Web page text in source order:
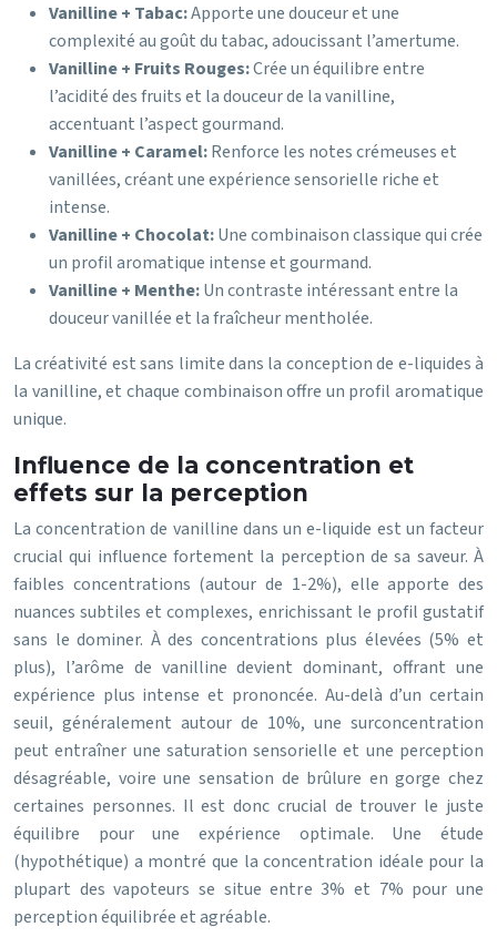
Vanilline + Tabac:Apporte une douceur et une
complexité au goût du tabac, adoucissant l’amertume.
Vanilline + Fruits Rouges:Crée un équilibre entre
l’acidité des fruits et la douceur de la vanilline,
accentuant l’aspect gourmand.
Vanilline + Caramel:Renforce les notes crémeuses et
vanillées, créant une expérience sensorielle riche et
intense.
Vanilline + Chocolat:Une combinaison classique qui crée
un profil aromatique intense et gourmand.
Vanilline + Menthe:Un contraste intéressant entre la
douceur vanillée et la fraîcheur mentholée.
La créativité est sans limite dans la conception de e-liquides à
la vanilline, et chaque combinaison offre un profil aromatique
unique.
Influence de la concentration et
effets sur la perception
La concentration de vanilline dans un e-liquide est un facteur
crucial qui influence fortement la perception de sa saveur. À
faibles concentrations (autour de 1-2%), elle apporte des
nuances subtiles et complexes, enrichissant le profil gustatif
sans le dominer. À des concentrations plus élevées (5% et
plus), l’arôme de vanilline devient dominant, offrant une
expérience plus intense et prononcée. Au-delà d’un certain
seuil, généralement autour de 10%, une surconcentration
peut entraîner une saturation sensorielle et une perception
désagréable, voire une sensation de brûlure en gorge chez
certaines personnes. Il est donc crucial de trouver le juste
équilibre pour une expérience optimale. Une étude
(hypothétique) a montré que la concentration idéale pour la
plupart des vapoteurs se situe entre 3% et 7% pour une
perception équilibrée et agréable.